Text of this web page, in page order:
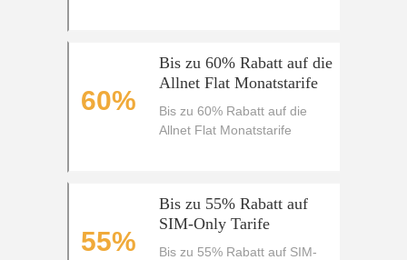
60%
Bis zu 60% Rabatt auf die
Allnet Flat Monatstarife
Bis zu 60% Rabatt auf die
Allnet Flat Monatstarife
55%
Bis zu 55% Rabatt auf
SIM-Only Tarife
Bis zu 55% Rabatt auf SIM-